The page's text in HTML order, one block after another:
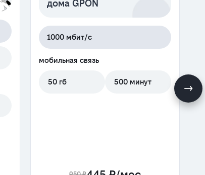
дома GPON
1000 мбит/с
мобильная связь
50 гб 500 минут